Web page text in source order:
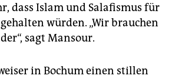
dass Islam und Salafismus für
würden. „Wir brauchen
sagt Mansour.
in Bochum einen stillen